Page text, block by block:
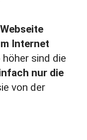
Internet
sind die
nur die
von der